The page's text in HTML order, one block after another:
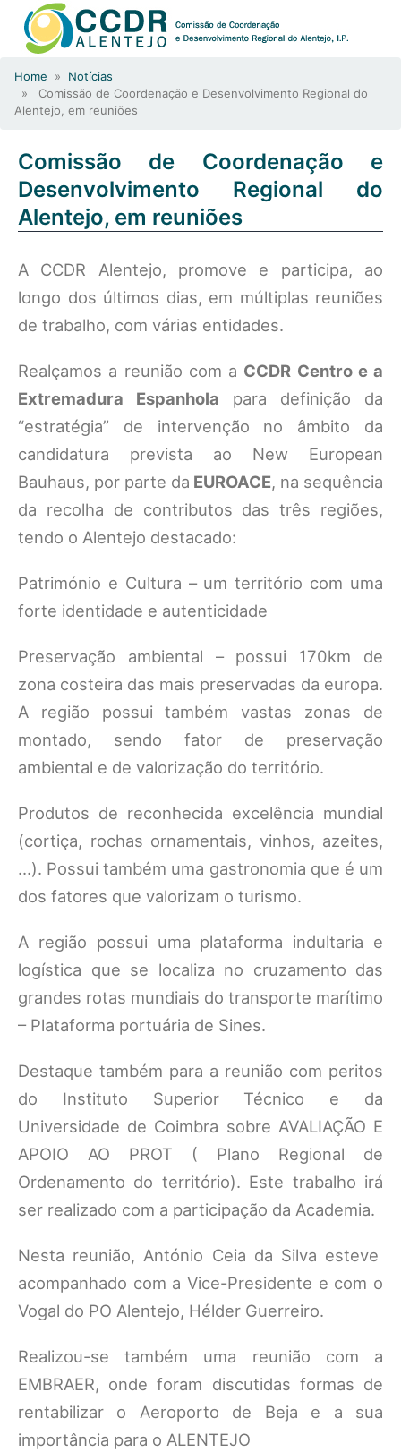
Home » Notícias
» Comissão de Coordenação e Desenvolvimento Regional do
Alentejo, em reuniões
Comissão de Coordenação e
Desenvolvimento Regional do
Alentejo, em reuniões
A CCDR Alentejo, promove e participa, ao
longo dos últimos dias, em múltiplas reuniões
de trabalho, com várias entidades.
Realçamos a reunião com a CCDR Centro e a
Extremadura Espanhola para definição da
“estratégia” de intervenção no âmbito da
candidatura prevista ao New European
Bauhaus, por parte da EUROACE, na sequência
da recolha de contributos das três regiões,
tendo o Alentejo destacado:
Património e Cultura – um território com uma
forte identidade e autenticidade
Preservação ambiental – possui 170km de
zona costeira das mais preservadas da europa.
A região possui também vastas zonas de
montado, sendo fator de preservação
ambiental e de valorização do território.
Produtos de reconhecida excelência mundial
(cortiça, rochas ornamentais, vinhos, azeites,
…). Possui também uma gastronomia que é um
dos fatores que valorizam o turismo.
A região possui uma plataforma indultaria e
logística que se localiza no cruzamento das
grandes rotas mundiais do transporte marítimo
– Plataforma portuária de Sines.
Destaque também para a reunião com peritos
do Instituto Superior Técnico e da
Universidade de Coimbra sobre AVALIAÇÃO E
APOIO AO PROT ( Plano Regional de
Ordenamento do território). Este trabalho irá
ser realizado com a participação da Academia.
Nesta reunião, António Ceia da Silva esteve
acompanhado com a Vice-Presidente e com o
Vogal do PO Alentejo, Hélder Guerreiro.
Realizou-se também uma reunião com a
EMBRAER, onde foram discutidas formas de
rentabilizar o Aeroporto de Beja e a sua
importância para o ALENTEJO